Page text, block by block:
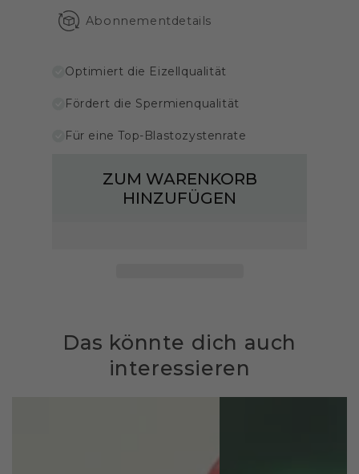
Abonnementdetails
Optimiert die Eizellqualität
Fördert die Spermienqualität
Für eine Top-Blastozystenrate
ZUM WARENKORB
HINZUFÜGEN
Das könnte dich auch
interessieren